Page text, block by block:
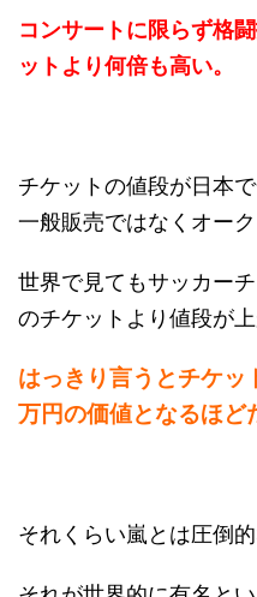
コンサートに限らず格
ットより何倍も高い。
チケットの値段が日本
一般販売ではなくオー
世界で見てもサッカー
のチケットより値段が上
はっきり言うとチケッ
万円の価値となるほど
それくらい嵐とは圧倒